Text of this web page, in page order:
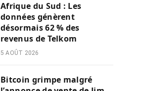
Afrique du Sud : Les
données génèrent
désormais 62 % des
revenus de Telkom
5 AOÛT 2026
Bitcoin grimpe malgré